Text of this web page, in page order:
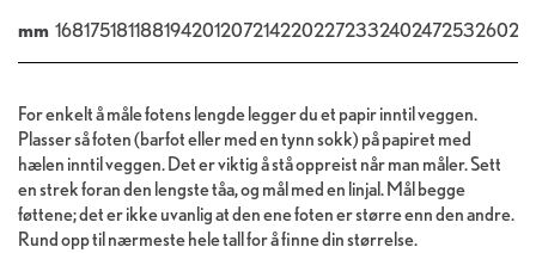
mm 168175181188194201207214220227233240247253260
For enkelt å måle fotens lengde legger du et papir inntil veggen.
Plasser så foten (barfot eller med en tynn sokk) på papiret med
hælen inntil veggen. Det er viktig å stå oppreist når man måler. Sett
en strek foran den lengste tåa, og mål med en linjal. Mål begge
føttene; det er ikke uvanlig at den ene foten er større enn den andre.
Rund opp til nærmeste hele tall for å finne din størrelse.